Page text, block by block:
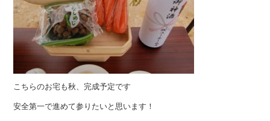
こちらのお宅も秋、完成予定です
安全第一で進めて参りたいと思います！